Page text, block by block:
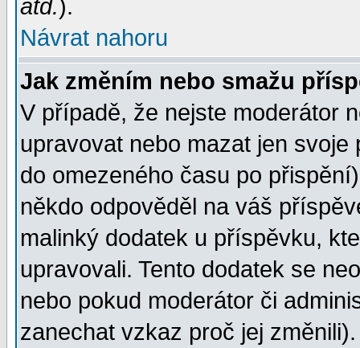
atd.).
Návrat nahoru
Jak změním nebo smažu
V případě, že nejste moderátor
upravovat nebo mazat jen
do omezeného času po
někdo odpověděl na váš
malinký dodatek u příspěvku,
upravovali. Tento dodatek se
nebo pokud moderátor či
zanechat vzkaz proč jej